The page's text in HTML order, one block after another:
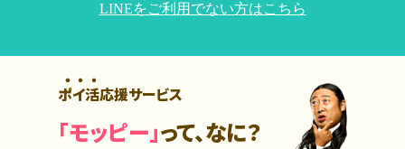
LINEをご利用でない方はこちら
ポイ活応援サービス
「モッピー」って、なに？